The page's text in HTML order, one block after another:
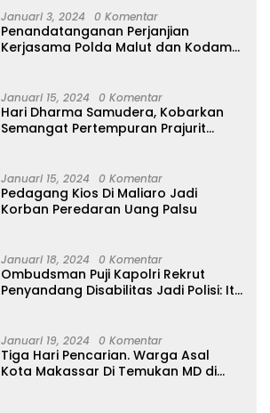
Januari 3, 2024 0 Komentar
Penandatanganan Perjanjian
Kerjasama Polda Malut dan Kodam
Januari 15, 2024 0 Komentar
Hari Dharma Samudera, Kobarkan
Semangat Pertempuran Prajurit
Januari 15, 2024 0 Komentar
Pedagang Kios Di Maliaro Jadi
Korban Peredaran Uang Palsu
Januari 18, 2024 0 Komentar
Ombudsman Puji Kapolri Rekrut
Penyandang Disabilitas Jadi Polisi: Itu
Januari 19, 2024 0 Komentar
Tiga Hari Pencarian. Warga Asal
Kota Makassar Di Temukan MD di